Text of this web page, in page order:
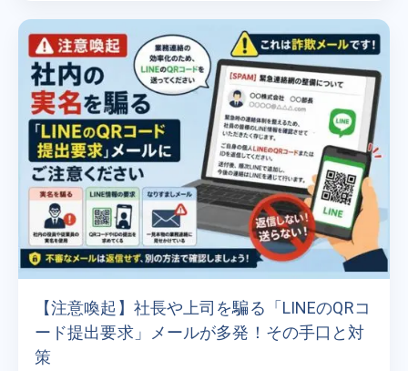
【注意喚起】社長や上司を騙る「LINEのQRコ
ード提出要求」メールが多発！その手口と対
策